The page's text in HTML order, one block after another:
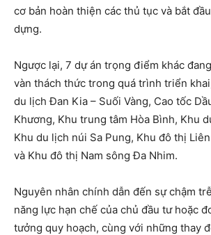
cơ bản hoàn thiện các thủ tục và bắt
dựng.
Ngược lại, 7 dự án trọng điểm khác
vàn thách thức trong quá trình triển
du lịch Đan Kia – Suối Vàng, Cao tốc
Khương, Khu trung tâm Hòa Bình, Khu
Khu du lịch núi Sa Pung, Khu đô thị
và Khu đô thị Nam sông Đa Nhim.
Nguyên nhân chính dẫn đến sự chậm
năng lực hạn chế của chủ đầu tư hoặc
tưởng quy hoạch, cùng với những thay